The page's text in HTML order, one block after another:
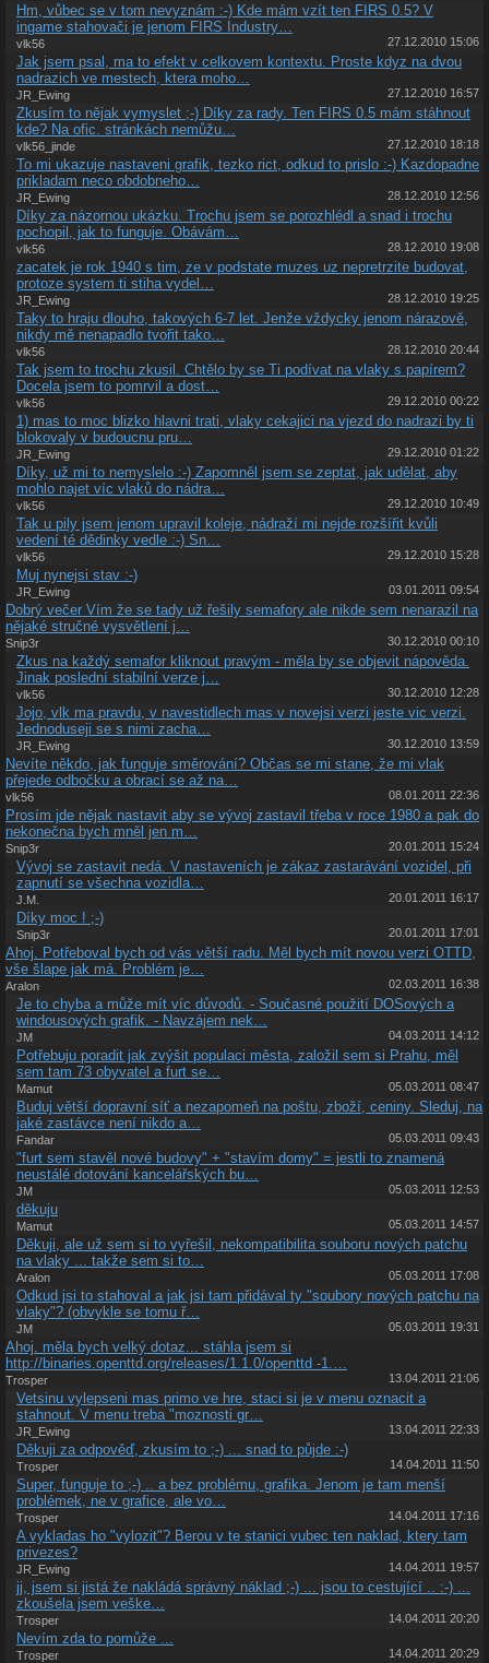
Hm, vůbec se v tom nevyznám :-) Kde mám vzít ten FIRS 0.5? V
ingame stahovači je jenom FIRS Industry…
vlk56 27.12.2010 15:06
Jak jsem psal, ma to efekt v celkovem kontextu. Proste kdyz na dvou
nadrazich ve mestech, ktera moho…
JR_Ewing 27.12.2010 16:57
Zkusím to nějak vymyslet ;-) Díky za rady. Ten FIRS 0.5 mám stáhnout
kde? Na ofic. stránkách nemůžu…
vlk56_jinde 27.12.2010 18:18
To mi ukazuje nastaveni grafik, tezko rict, odkud to prislo :-) Kazdopadne
prikladam neco obdobneho…
JR_Ewing 28.12.2010 12:56
Díky za názornou ukázku. Trochu jsem se porozhlédl a snad i trochu
pochopil, jak to funguje. Obávám…
vlk56 28.12.2010 19:08
zacatek je rok 1940 s tim, ze v podstate muzes uz nepretrzite budovat,
protoze system ti stiha vydel…
JR_Ewing 28.12.2010 19:25
Taky to hraju dlouho, takových 6-7 let. Jenže vždycky jenom nárazově,
nikdy mě nenapadlo tvořit tako…
vlk56 28.12.2010 20:44
Tak jsem to trochu zkusil. Chtělo by se Ti podívat na vlaky s papírem?
Docela jsem to pomrvil a dost…
vlk56 29.12.2010 00:22
1) mas to moc blizko hlavni trati, vlaky cekajici na vjezd do nadrazi by ti
blokovaly v budoucnu pru…
JR_Ewing 29.12.2010 01:22
Díky, už mi to nemyslelo :-) Zapomněl jsem se zeptat, jak udělat, aby
mohlo najet víc vlaků do nádra…
vlk56 29.12.2010 10:49
Tak u pily jsem jenom upravil koleje, nádraží mi nejde rozšířit kvůli
vedení té dědinky vedle :-) Sn…
vlk56 29.12.2010 15:28
Muj nynejsi stav :-)
JR_Ewing 03.01.2011 09:54
Dobrý večer Vím že se tady už řešily semafory ale nikde sem nenarazil na
nějaké stručné vysvětlení j…
Snip3r 30.12.2010 00:10
Zkus na každý semafor kliknout pravým - měla by se objevit nápověda.
Jinak poslední stabilní verze j…
vlk56 30.12.2010 12:28
Jojo, vlk ma pravdu, v navestidlech mas v novejsi verzi jeste vic verzi.
Jednoduseji se s nimi zacha…
JR_Ewing 30.12.2010 13:59
Nevíte někdo, jak funguje směrování? Občas se mi stane, že mi vlak
přejede odbočku a obrací se až na…
vlk56 08.01.2011 22:36
Prosím jde nějak nastavit aby se vývoj zastavil třeba v roce 1980 a pak do
nekonečna bych mněl jen m…
Snip3r 20.01.2011 15:24
Vývoj se zastavit nedá. V nastaveních je zákaz zastarávání vozidel, při
zapnutí se všechna vozidla…
J.M. 20.01.2011 16:17
Díky moc ! ;-)
Snip3r 20.01.2011 17:01
Ahoj. Potřeboval bych od vás větší radu. Měl bych mít novou verzi OTTD,
vše šlape jak má. Problém je…
Aralon 02.03.2011 16:38
Je to chyba a může mít víc důvodů. - Současné použití DOSových a
windousových grafik. - Navzájem nek…
JM 04.03.2011 14:12
Potřebuju poradit jak zvýšit populaci města, založil sem si Prahu, měl
sem tam 73 obyvatel a furt se…
Mamut 05.03.2011 08:47
Buduj větší dopravní síť a nezapomeň na poštu, zboží, ceniny. Sleduj, na
jaké zastávce není nikdo a…
Fandar 05.03.2011 09:43
"furt sem stavěl nové budovy" + "stavím domy" = jestli to znamená
neustálé dotování kancelářských bu…
JM 05.03.2011 12:53
děkuju
Mamut 05.03.2011 14:57
Děkuji, ale už sem si to vyřešil, nekompatibilita souboru nových patchu
na vlaky ... takže sem si to…
Aralon 05.03.2011 17:08
Odkud jsi to stahoval a jak jsi tam přidával ty "soubory nových patchu na
vlaky"? (obvykle se tomu ř…
JM 05.03.2011 19:31
Ahoj. měla bych velký dotaz... stáhla jsem si
http://binaries.openttd.org/releases/1.1.0/openttd -1.…
Trosper 13.04.2011 21:06
Vetsinu vylepseni mas primo ve hre, staci si je v menu oznacit a
stahnout. V menu treba "moznosti gr…
JR_Ewing 13.04.2011 22:33
Děkuji za odpověď, zkusím to ;-) ... snad to půjde :-)
Trosper 14.04.2011 11:50
Super, funguje to ;-) .. a bez problému, grafika. Jenom je tam menší
problémek, ne v grafice, ale vo…
Trosper 14.04.2011 17:16
A vykladas ho "vylozit"? Berou v te stanici vubec ten naklad, ktery tam
privezes?
JR_Ewing 14.04.2011 19:57
jj, jsem si jistá že nakládá správný náklad ;-) ... jsou to cestující .. :-) ...
zkoušela jsem veške…
Trosper 14.04.2011 20:20
Nevím zda to pomůže ...
Trosper 14.04.2011 20:29